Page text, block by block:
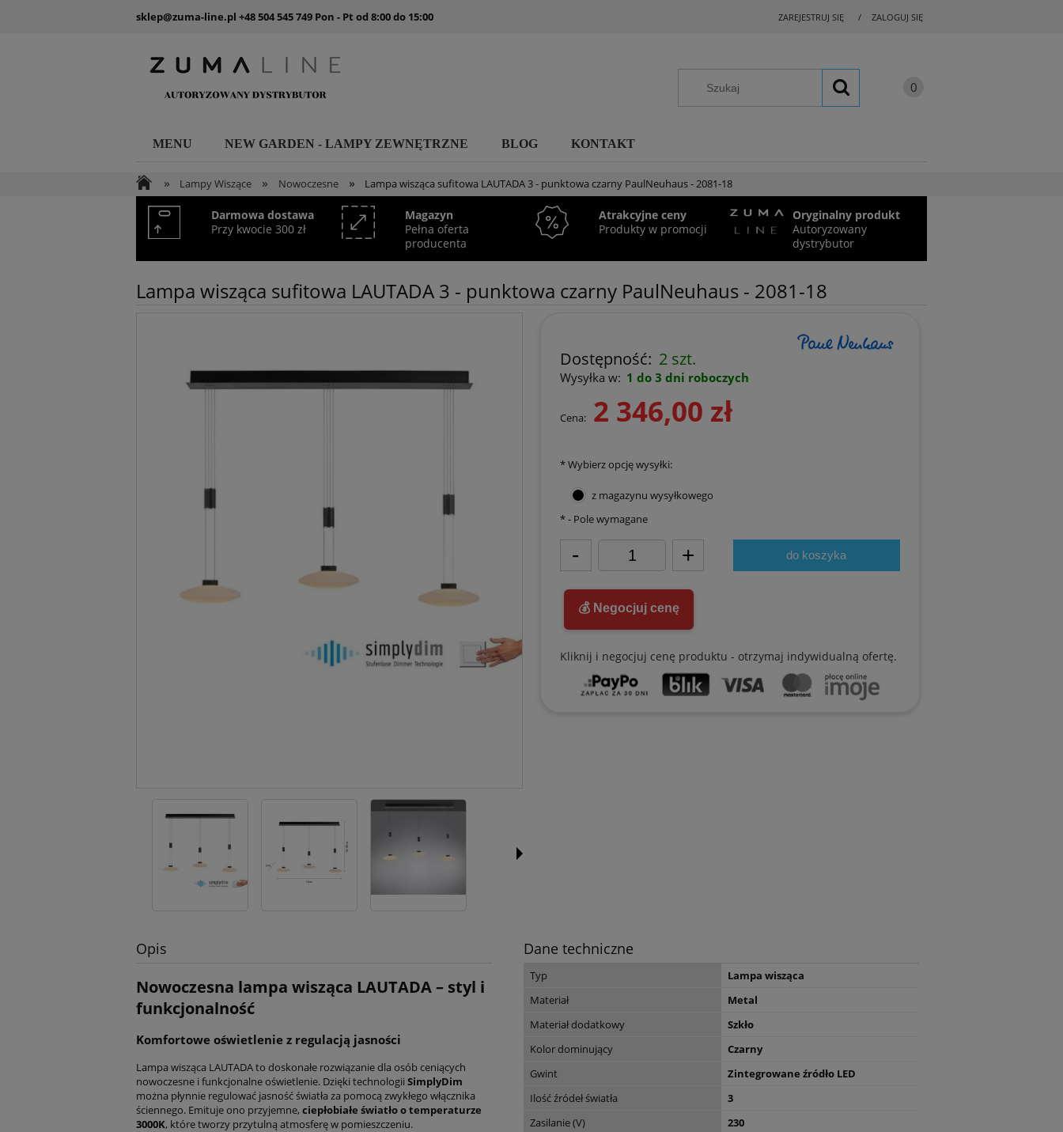
ZAREJESTRUJ SIĘ ZALOGUJ SIĘ
sklep@zuma-line.pl +48 504 545 749 Pon - Pt od 8:00 do 15:00
MENU NEW GARDEN - LAMPY ZEWNĘTRZNE BLOG KONTAKT
» Lampy Wiszące » Nowoczesne » Lampa wisząca sufitowa LAUTADA 3 - punktowa czarny PaulNeuhaus - 2081-18
Darmowa dostawa
Przy kwocie 300 zł
Magazyn
Pełna oferta
producenta
Atrakcyjne ceny
Produkty w promocji
Oryginalny produkt
Autoryzowany
dystrybutor
Lampa wisząca sufitowa LAUTADA 3 - punktowa czarny PaulNeuhaus - 2081-18
Dostępność: 2 szt.
Wysyłka w: 1 do 3 dni roboczych
Cena: 2 346,00 zł
*Wybierz opcję wysyłki:
z magazynu wysyłkowego
- + do koszyka
*- Pole wymagane
💰 Negocjuj cenę
Kliknij i negocjuj cenę produktu - otrzymaj indywidualną ofertę.
Opis
Nowoczesna lampa wisząca LAUTADA – styl i
funkcjonalność
Komfortowe oświetlenie z regulacją jasności
Lampa wisząca LAUTADA to doskonałe rozwiązanie dla osób ceniących
nowoczesne i funkcjonalne oświetlenie. Dzięki technologii SimplyDim
można płynnie regulować jasność światła za pomocą zwykłego włącznika
ściennego. Emituje ono przyjemne, ciepłobiałe światło o temperaturze
3000K, które tworzy przytulną atmosferę w pomieszczeniu.
Dane techniczne
Typ
Lampa wisząca
Materiał
Metal
Materiał dodatkowy
Szkło
Kolor dominujący
Czarny
Gwint
Zintegrowane źródło LED
Ilość źródeł światła
3
Zasilanie (V)
230